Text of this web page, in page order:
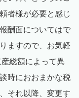
者様が必要と感じ
酬面についてはで
ますので、お気軽
総額によって異
時におおまかな税
それ以降、変更す